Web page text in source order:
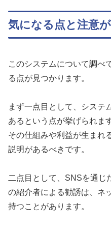
気になる点と注意
このシステムについて調べ
る点が見つかります。
まず一点目として、システ
あるという点が挙げられま
その仕組みや利益が生まれ
説明があるべきです。
二点目として、SNSを通じ
の紹介者による勧誘は、ネ
持つことがあります。